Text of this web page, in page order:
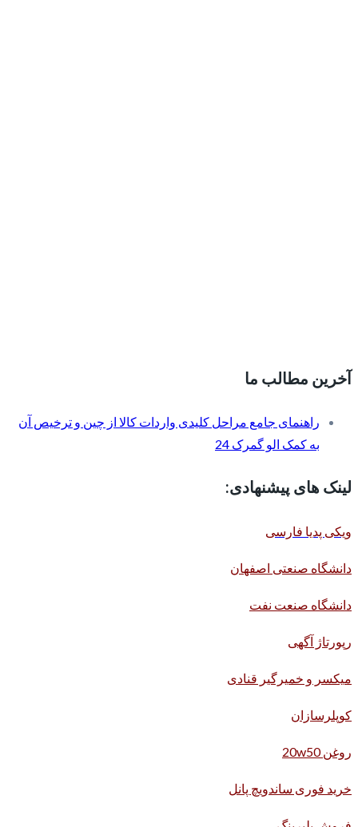
آخرین مطالب ما
راهنمای جامع مراحل کلیدی واردات کالا از چین و ترخیص آن
به کمک الو گمرک 24
لینک های پیشنهادی:
ویکی پدیا فارسی
دانشگاه صنعتی اصفهان
دانشگاه صنعت نفت
رپورتاژ آگهی
میکسر و خمیرگیر قنادی
کوپلرسازان
روغن 20w50
خرید فوری ساندویچ پانل